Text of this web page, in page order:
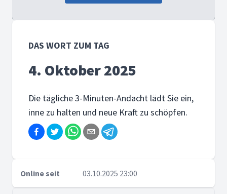
DAS WORT ZUM TAG
4. Oktober 2025
Die tägliche 3-Minuten-Andacht lädt Sie ein,
inne zu halten und neue Kraft zu schöpfen.
Online seit 03.10.2025 23:00